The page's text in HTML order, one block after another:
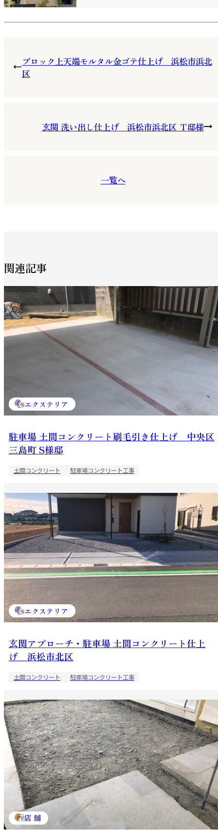
ブロック上天端モルタル金ゴテ仕上げ 浜松市浜北
区
一覧へ
玄関 洗い出し仕上げ 浜松市浜北区 Ｔ邸様
関連記事
エクステリア
駐車場 土間コンクリート刷毛引き仕上げ 中央区
三島町 S様邸
土間コンクリート 駐車場コンクリート工事
エクステリア
玄関アプローチ・駐車場 土間コンクリート仕上
げ 浜松市北区
土間コンクリート 駐車場コンクリート工事
店 舗